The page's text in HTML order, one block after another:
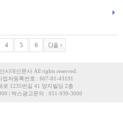
4 5 6
시대신문사 All rights reserved.
업자등록번호 : 607-81-43191
로 1235번길 41 양지빌딩 2층
| 박스광고문의 : 051-939-3000